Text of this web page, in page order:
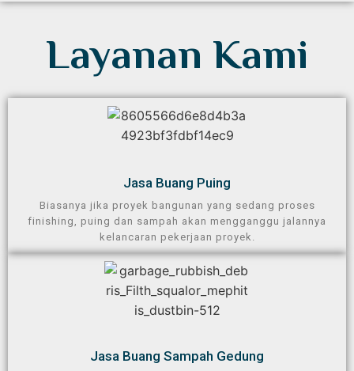
Layanan Kami
Jasa Buang Puing​
Biasanya jika proyek bangunan yang sedang proses
finishing, puing dan sampah akan mengganggu jalannya
kelancaran pekerjaan proyek.
Jasa Buang Sampah Gedung​